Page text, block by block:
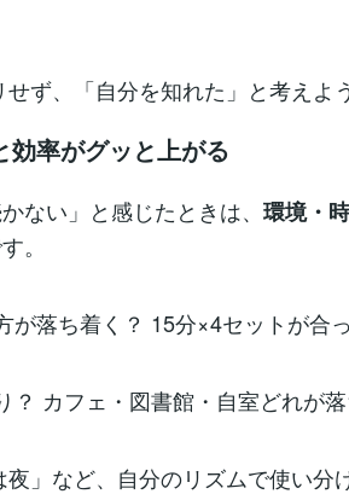
ず、「自分を知れた」と考えよう
効率がグッと上がる
ない」と感じたときは、 環境・
。
落ち着く？ 15分×4セットが合
カフェ・図書館・自室どれが落
」など、自分のリズムで使い分